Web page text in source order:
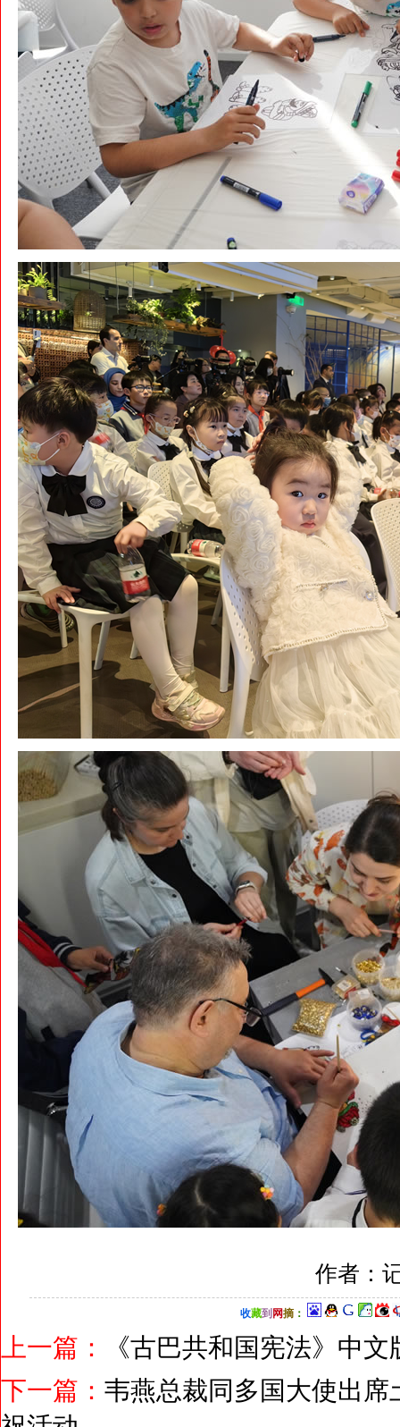
作者：
收藏到 网摘：
上一篇：
《古巴共和国宪法》中
下一篇： 韦燕总裁同多国大使出